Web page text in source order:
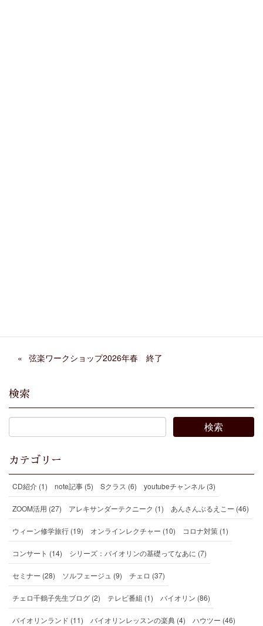
弦楽ワークショップ2026年春 終了
検索
カテゴリー
CD紹介 (1) note記事 (5) Sクラス (6) youtubeチャンネル (3)
ZOOM活用 (27) アレキサンダーテクニーク (1) あんさんぶるえこー (46)
ウィーン修学旅行 (19) オンラインレクチャー (10) コロナ対策 (1)
コンサート (14) シリーズ：バイオリンの基礎ってなあに (7)
セミナー (28) ソルフェージュ (9) チェロ (37)
チェロ千鶴子先生ブログ (2) テレビ番組 (1) バイオリン (86)
バイオリンランド (11) バイオリンレッスンの楽典 (4) ハウツー (46)